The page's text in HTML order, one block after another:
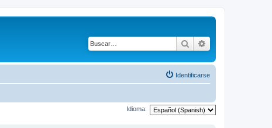
Buscar
Identificarse
Idioma: